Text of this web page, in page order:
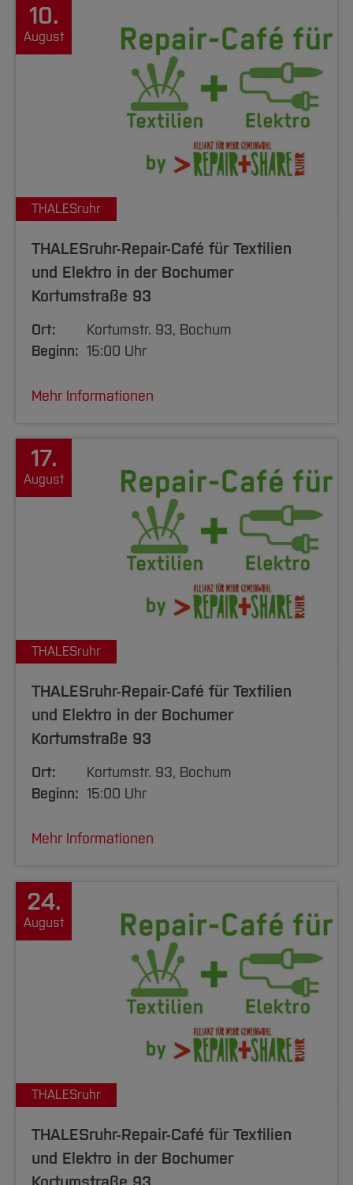
THALESruhr
10.
August
THALESruhr-Repair-Café für Textilien
und Elektro in der Bochumer
Kortumstraße 93
Ort:
Kortumstr. 93, Bochum
Beginn: 15:00 Uhr
Mehr Informationen
THALESruhr
17.
August
THALESruhr-Repair-Café für Textilien
und Elektro in der Bochumer
Kortumstraße 93
Ort:
Kortumstr. 93, Bochum
Beginn: 15:00 Uhr
Mehr Informationen
THALESruhr
24.
August
THALESruhr-Repair-Café für Textilien
und Elektro in der Bochumer